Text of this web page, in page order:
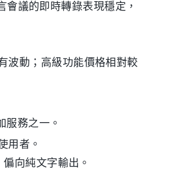
議的即時轉錄表現穩定，
波動；高級功能價格相對較
服務之一。
用者。
向純文字輸出。